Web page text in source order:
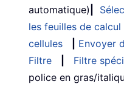
automatique)
les feuilles de calcul
cellules
Envoyer
Filtre
Filtre
police en gras/